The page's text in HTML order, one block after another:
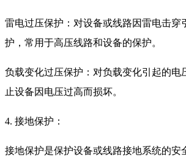
雷电过压保护：对设备或线路因雷电击穿
护，常用于高压线路和设备的保护。
负载变化过压保护：对负载变化引起的电
止设备因电压过高而损坏。
4. 接地保护：
接地保护是保护设备或线路接地系统的安